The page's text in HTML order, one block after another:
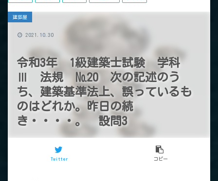
令和3年 1級建築士試験 学科
Ⅲ 法規 №20 次の記述のう
ち、建築基準法上、誤っているも
のはどれか。昨日の続
き・・・・。 設問3
建築屋
Twitter コピー
2021.10.30